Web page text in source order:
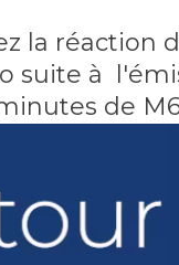
la réaction
suite à
de